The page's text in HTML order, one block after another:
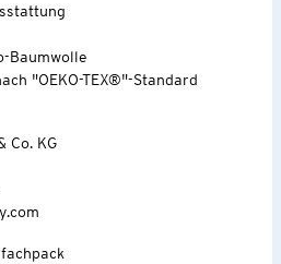
Baumwolle
"OEKO-TEX®"-Standard
Co. KG